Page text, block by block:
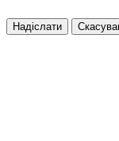
Надіслати